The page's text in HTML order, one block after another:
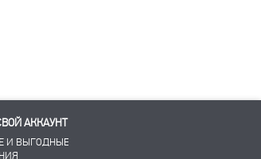
АККАУНТ
И ВЫГОДНЫЕ